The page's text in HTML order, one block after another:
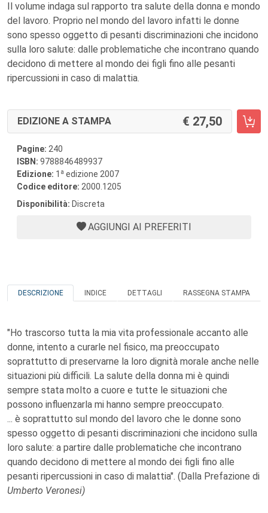
Il volume indaga sul rapporto tra salute della donna e mondo
del lavoro. Proprio nel mondo del lavoro infatti le donne
sono spesso oggetto di pesanti discriminazioni che incidono
sulla loro salute: dalle problematiche che incontrano quando
decidono di mettere al mondo dei figli fino alle pesanti
ripercussioni in caso di malattia.
EDIZIONE A STAMPA 27,50
Pagine: 240
ISBN: 9788846489937
Edizione: 1 a edizione 2007
Codice editore: 2000.1205
Disponibilità: Discreta
AGGIUNGI AI PREFERITI
DESCRIZIONE INDICE DETTAGLI RASSEGNA STAMPA
"Ho trascorso tutta la mia vita professionale accanto alle
donne, intento a curarle nel fisico, ma preoccupato
soprattutto di preservarne la loro dignità morale anche nelle
situazioni più difficili. La salute della donna mi è quindi
sempre stata molto a cuore e tutte le situazioni che
possono influenzarla mi hanno sempre preoccupato.
... è soprattutto sul mondo del lavoro che le donne sono
spesso oggetto di pesanti discriminazioni che incidono sulla
loro salute: a partire dalle problematiche che incontrano
quando decidono di mettere al mondo dei figli fino alle
pesanti ripercussioni in caso di malattia". (Dalla Prefazione di
Umberto Veronesi)